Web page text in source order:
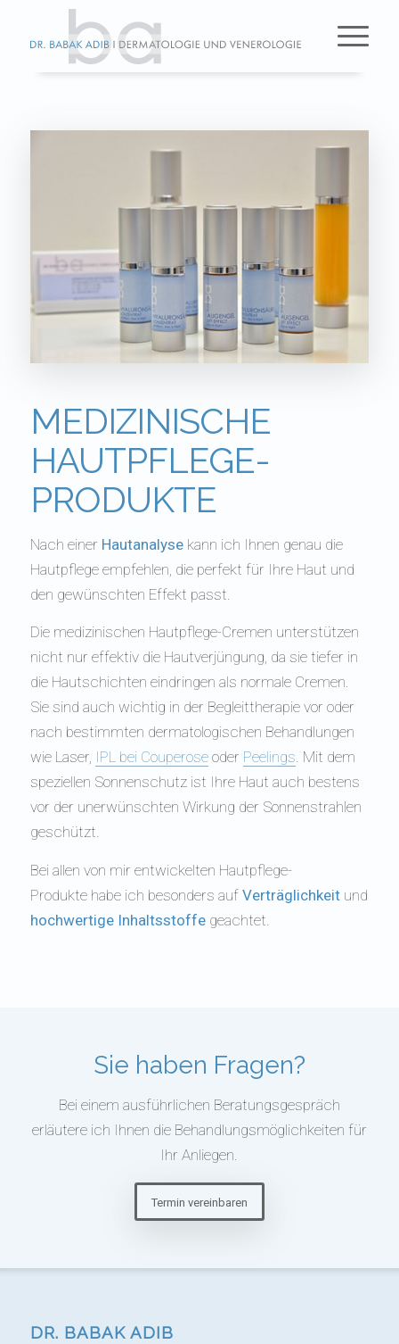
MEDIZINISCHE
HAUTPFLEGE-
PRODUKTE
Nach einer Hautanalysekann ich Ihnen genau die
Hautpflege empfehlen, die perfekt für Ihre Haut und
den gewünschten Effekt passt.
Die medizinischen Hautpflege-Cremen unterstützen
nicht nur effektiv die Hautverjüngung, da sie tiefer in
die Hautschichten eindringen als normale Cremen.
Sie sind auch wichtig in der Begleittherapie vor oder
nach bestimmten dermatologischen Behandlungen
wie Laser, IPL bei Couperoseoder Peelings. Mit dem
speziellen Sonnenschutz ist Ihre Haut auch bestens
vor der unerwünschten Wirkung der Sonnenstrahlen
geschützt.
Bei allen von mir entwickelten Hautpflege-
Produkte habe ich besonders auf Verträglichkeitund
hochwertige Inhaltsstoffegeachtet.
Sie haben Fragen?
Bei einem ausführlichen Beratungsgespräch
erläutere ich Ihnen die Behandlungsmöglichkeiten für
Ihr Anliegen.
Termin vereinbaren
DR. BABAK ADIB